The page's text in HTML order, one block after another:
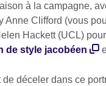
à la campagne,
Anne Clifford (vous
Hackett (UCL)
de style jacobéen
de déceler dans ce